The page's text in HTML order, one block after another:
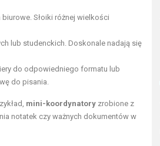
Słoiki różnej wielkości
lub studenckich. Doskonale nadają się
do odpowiedniego formatu lub
do pisania.
mini-koordynatory zrobione z
notatek czy ważnych dokumentów w